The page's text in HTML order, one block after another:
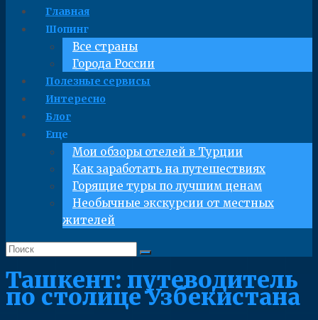
Главная
Шопинг
Все страны
Города России
Полезные сервисы
Интересно
Блог
Еще
Мои обзоры отелей в Турции
Как заработать на путешествиях
Горящие туры по лучшим ценам
Необычные экскурсии от местных
жителей
Ташкент: путеводитель
по столице Узбекистана